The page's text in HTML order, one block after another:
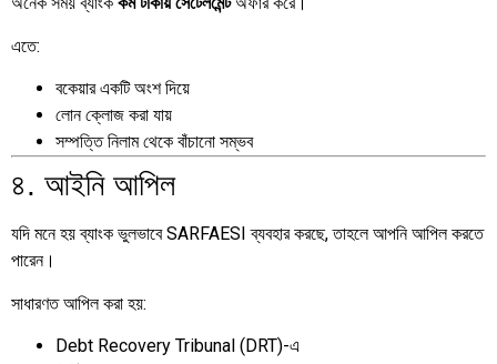
এতে:
বকেয়ার একটি অংশ দিয়ে
লোন ক্লোজ করা যায়
সম্পত্তি নিলাম থেকে বাঁচানো সম্ভব
৪. আইনি আপিল
যদি মনে হয় ব্যাংক ভুলভাবে SARFAESI ব্যবহার করছে, তাহলে আপনি আপিল করতে
পারেন।
সাধারণত আপিল করা হয়:
Debt Recovery Tribunal (DRT)-এ